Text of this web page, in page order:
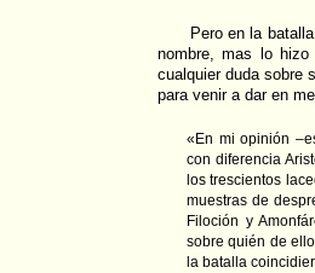
Pero en la
nombre, mas lo
cualquier duda sobre
para venir a dar en
«En mi opinión
con diferencia
los trescientos
muestras de
Filoción y
sobre quién de
la batalla